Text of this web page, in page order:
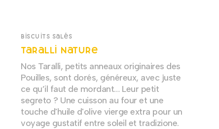
Biscuits salés
Taralli Nature
Nos Taralli, petits anneaux originaires des
Pouilles, sont dorés, généreux, avec juste
ce qu’il faut de mordant… Leur petit
segreto ? Une cuisson au four et une
touche d'huile d'olive vierge extra pour un
voyage gustatif entre soleil et tradizione.